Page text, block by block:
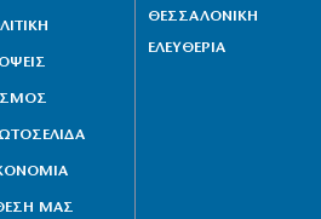
ΜΑΣ
ΘΕΣΣΑΛΟΝΙΚΗ
ΕΛΕΥΘΕΡΙΑ